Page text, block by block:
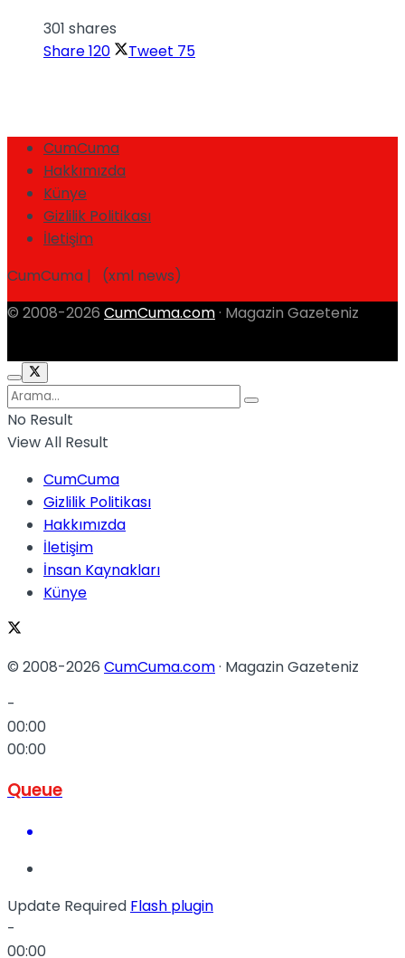
301 shares
Share120 Tweet 75
CumCuma
Hakkımızda
Künye
Gizlilik Politikası
İletişim
CumCuma | (xml news)
© 2008-2026 CumCuma.com · Magazin Gazeteniz
No Result
View All Result
CumCuma
Gizlilik Politikası
Hakkımızda
İletişim
İnsan Kaynakları
Künye
© 2008-2026 CumCuma.com· Magazin Gazeteniz
-
00:00
00:00
Queue
Update Required Flash plugin
-
00:00